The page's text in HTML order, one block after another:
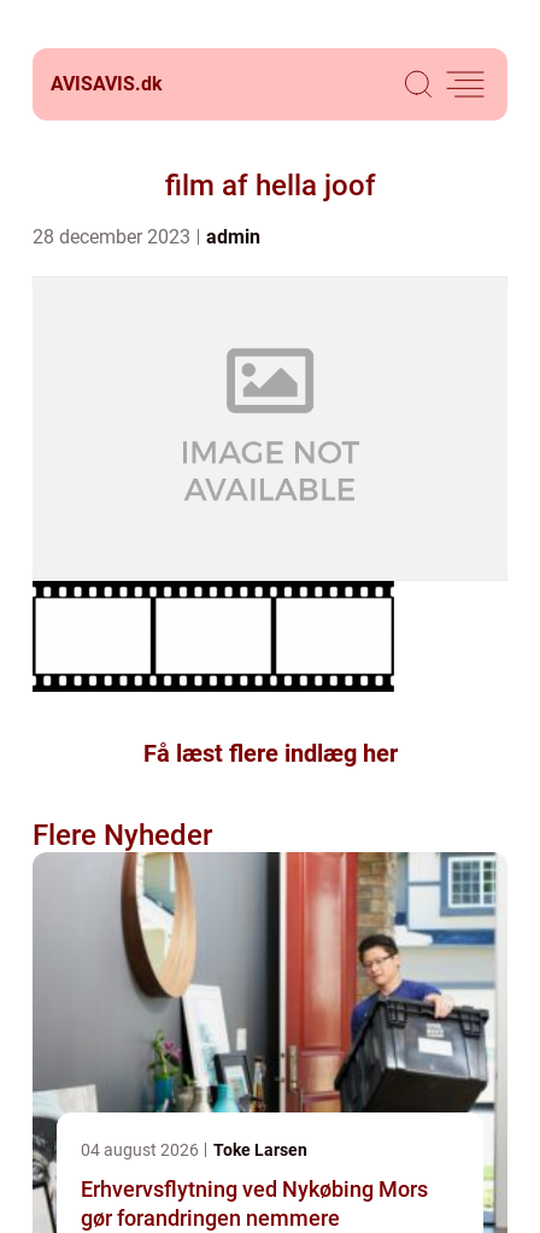
AVISAVIS.dk
film af hella joof
28 december 2023 admin
Få læst flere indlæg her
Flere Nyheder
04 august 2026 Toke Larsen
Erhvervsflytning ved Nykøbing Mors
gør forandringen nemmere